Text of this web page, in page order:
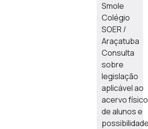
Smole
Colégio
SOER /
Araçatuba
Consulta
sobre
legislação
aplicável ao
acervo físico
de alunos e